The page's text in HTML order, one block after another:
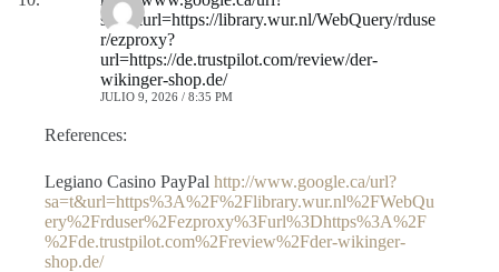
sa=t&url=https://library.wur.nl/WebQuery/rduse
r/ezproxy?
url=https://de.trustpilot.com/review/der-
wikinger-shop.de/
JULIO 9, 2026 / 8:35 PM
References:
Legiano Casino PayPal http://www.google.ca/url?
sa=t&url=https%3A%2F%2Flibrary.wur.nl%2FWebQu
ery%2Frduser%2Fezproxy%3Furl%3Dhttps%3A%2F
%2Fde.trustpilot.com%2Freview%2Fder-wikinger-
shop.de/